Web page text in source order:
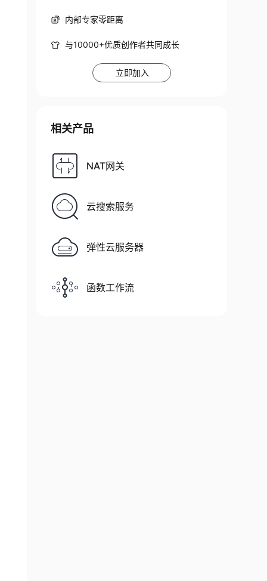
内部专家零距离
与10000+优质创作者共同成长
立即加入
相关产品
NAT网关
云搜索服务
弹性云服务器
函数工作流